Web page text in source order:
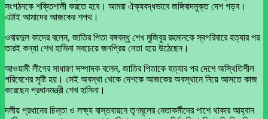
সংগঠনকে শক্তিশালী করতে হবে। আমরা ঐক্যবদ্ধভাবে জঙ্গিবাদমুক্ত দেশ গড়ব।
এটাই আমাদের আজকের শপথ।
ওবায়দুল কাদের বলেন, জাতির পিতা বঙ্গবন্ধু শেখ মুজিবুর রহমানকে স্বপরিবারে হত্যার পর
তারই কন্যা শেখ হাসিনা সবচেয়ে জনপ্রিয় নেতা হয়ে উঠেছেন।
আওয়ামী লীগের সাধারণ সম্পাদক বলেন, জাতির পিতাকে হত্যার পর দেশে অস্থিতিশীল
পরিবেশের সৃষ্টি হয়। সেই অবস্থা থেকে দেশকে আজকের অবস্থানে নিয়ে আসতে কাজ
করেছেন প্রধানমন্ত্রী শেখ হাসিনা।
দলীয় প্রধানের চিন্তা ও লক্ষ্য বাস্তবায়নে তৃণমূলের নেতাকর্মীদের পাশে থাকার আহ্বান